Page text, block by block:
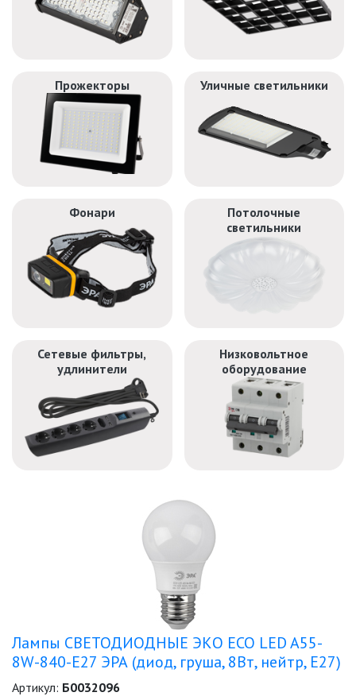
БАКТЕРИЦИДНЫЕ ЛАМПЫ
ДЕКОРАТИВНАЯ ПОДСВЕТКА
ДЕКОРАТИВНЫЕ СВЕТИЛЬНИКИ
ИЗОЛЯЦИОННАЯ ЛЕНТА
ИНФРАКРАСНЫЕ ЛАМПЫ
ИСТОЧНИКИ СВЕТА
КАБЕЛЕНЕСУЩИЕ СИСТЕМЫ
КАБЕЛЬ
КЛЕЙКИЕ ЛЕНТЫ
ЛИНЕЙНЫЕ СВЕТОДИОДНЫЕ
МОДУЛЬНЫЕ СИСТЕМЫ
ОСВЕЩЕНИЯ (LED МОДУЛИ)
НАСТОЛЬНЫЕ СВЕТИЛЬНИКИ
Прожекторы Уличные светильники
Фонари
Потолочные
светильники
Сетевые фильтры,
удлинители
Низковольтное
оборудование
Лампы СВЕТОДИОДНЫЕ ЭКО ECO LED A55-
8W-840-E27 ЭРА (диод, груша, 8Вт, нейтр, E27)
Артикул: Б0032096